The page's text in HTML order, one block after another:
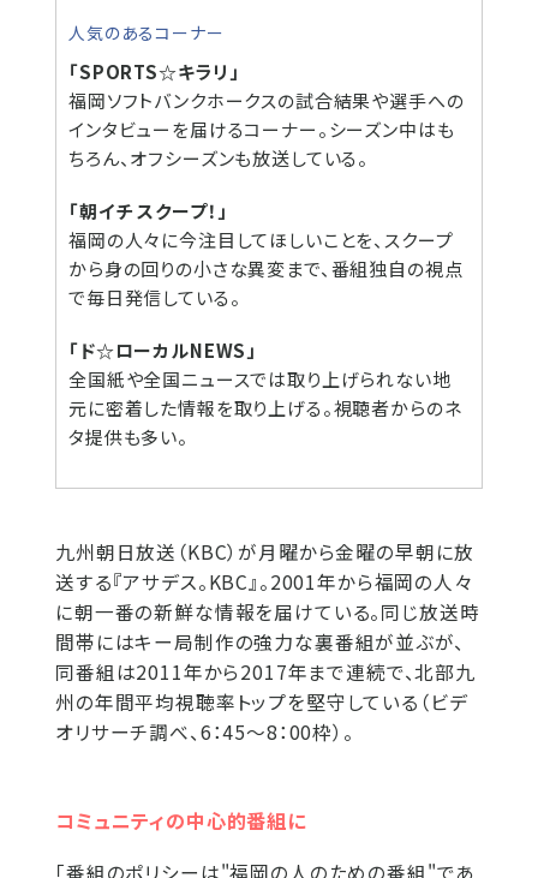
人気のあるコーナー
「SPORTS☆キラリ」
福岡ソフトバンクホークスの試合結果や選手への
インタビューを届けるコーナー。シーズン中はも
ちろん、オフシーズンも放送している。
「朝イチ スクープ！」
福岡の人々に今注目してほしいことを、スクープ
から身の回りの小さな異変まで、番組独自の視点
で毎日発信している。
「ド☆ローカルNEWS」
全国紙や全国ニュースでは取り上げられない地
元に密着した情報を取り上げる。視聴者からのネ
タ提供も多い。
九州朝日放送（KBC）が月曜から金曜の早朝に放
送する『アサデス。KBC』。2001年から福岡の人々
に朝一番の新鮮な情報を届けている。同じ放送時
間帯にはキー局制作の強力な裏番組が並ぶが、
同番組は2011年から2017年まで連続で、北部九
州の年間平均視聴率トップを堅守している（ビデ
オリサーチ調べ、6：45～8：00枠）。
コミュニティの中心的番組に